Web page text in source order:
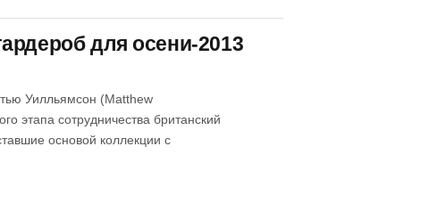
для осени-2013
Уилльямсон (Matthew
этапа сотрудничества британский
основой коллекции с